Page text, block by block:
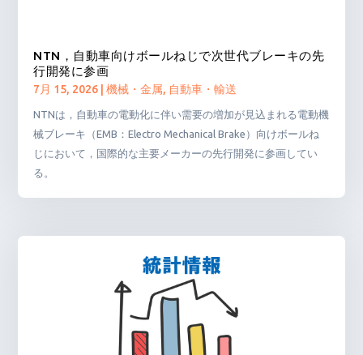
NTN，自動車向けボールねじで次世代ブレーキの先
行開発に参画
7月 15, 2026 |機械・金属, 自動車・輸送
NTNは，自動車の電動化に伴い需要の増加が見込まれる電動機
械ブレーキ（EMB：Electro Mechanical Brake）向けボールね
じにおいて，国際的な主要メーカーの先行開発に参画してい
る。